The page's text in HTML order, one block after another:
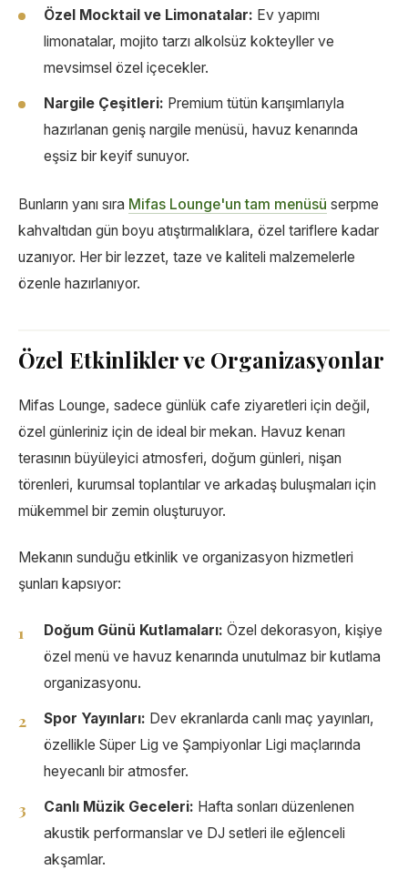
Özel Mocktail ve Limonatalar: Ev yapımı
limonatalar, mojito tarzı alkolsüz kokteyller ve
mevsimsel özel içecekler.
Nargile Çeşitleri: Premium tütün karışımlarıyla
hazırlanan geniş nargile menüsü, havuz kenarında
eşsiz bir keyif sunuyor.
Bunların yanı sıra Mifas Lounge'un tam menüsü serpme
kahvaltıdan gün boyu atıştırmalıklara, özel tariflere kadar
uzanıyor. Her bir lezzet, taze ve kaliteli malzemelerle
özenle hazırlanıyor.
Özel Etkinlikler ve Organizasyonlar
Mifas Lounge, sadece günlük cafe ziyaretleri için değil,
özel günleriniz için de ideal bir mekan. Havuz kenarı
terasının büyüleyici atmosferi, doğum günleri, nişan
törenleri, kurumsal toplantılar ve arkadaş buluşmaları için
mükemmel bir zemin oluşturuyor.
Mekanın sunduğu etkinlik ve organizasyon hizmetleri
şunları kapsıyor:
Doğum Günü Kutlamaları: Özel dekorasyon, kişiye
özel menü ve havuz kenarında unutulmaz bir kutlama
organizasyonu.
Spor Yayınları: Dev ekranlarda canlı maç yayınları,
özellikle Süper Lig ve Şampiyonlar Ligi maçlarında
heyecanlı bir atmosfer.
Canlı Müzik Geceleri: Hafta sonları düzenlenen
akustik performanslar ve DJ setleri ile eğlenceli
akşamlar.